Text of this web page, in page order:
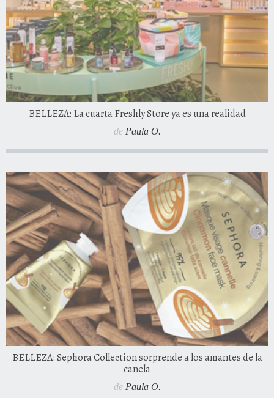
BELLEZA: La cuarta Freshly Store ya es una realidad
de Paula O.
BELLEZA: Sephora Collection sorprende a los amantes de la
canela
de Paula O.